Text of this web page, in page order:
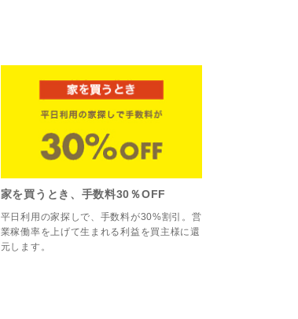
家を買うとき、手数料30％OFF
平日利用の家探しで、手数料が30%割引。営
業稼働率を上げて生まれる利益を買主様に還
元します。